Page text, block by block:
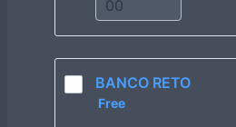
BANCO RETO
Free
Free